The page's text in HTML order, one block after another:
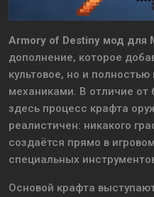
Armory of Destiny мод для
дополнение, которое
культовое, но и
механиками. В отличие
здесь процесс крафта
реалистичен: никакого
создаётся прямо в
специальных
Основой крафта